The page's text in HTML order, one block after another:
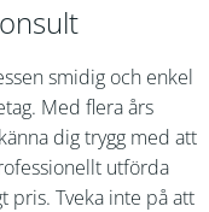
smidig och enkel
Med flera års
dig trygg med att
utförda
pris. Tveka inte på att